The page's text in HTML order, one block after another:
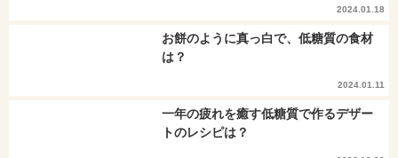
2024.01.18
お餅のように真っ白で、低糖質の食材
は？
2024.01.11
一年の疲れを癒す低糖質で作るデザー
トのレシピは？